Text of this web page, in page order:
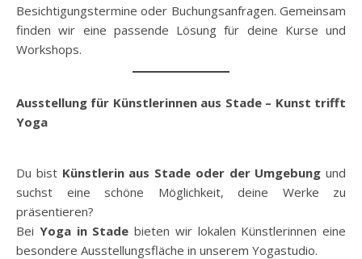
Besichtigungstermine oder Buchungsanfragen. Gemeinsam
finden wir eine passende Lösung für deine Kurse und
Workshops.
Ausstellung für Künstlerinnen aus Stade – Kunst trifft
Yoga
Du bist Künstlerin aus Stade oder der Umgebung und
suchst eine schöne Möglichkeit, deine Werke zu
präsentieren?
Bei Yoga in Stade bieten wir lokalen Künstlerinnen eine
besondere Ausstellungsfläche in unserem Yogastudio.